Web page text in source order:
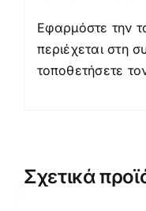
Εφαρμόστε την
περιέχεται στη
τοποθετήσετε
Σχετικά